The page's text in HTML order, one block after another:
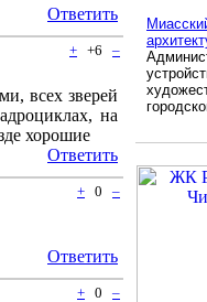
Ответить
+ +6 –
всех зверей
на
хорошие
Ответить
+ 0 –
Ответить
+ 0 –